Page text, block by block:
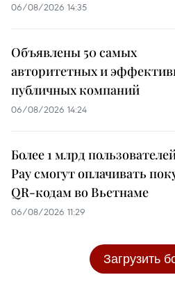
06/08/2026 14:35
Объявлены 50 самых
авторитетных и
публичных компаний
06/08/2026 14:24
Более 1 млрд
Pay смогут оплачивать
QR-кодам во Вьетнаме
06/08/2026 11:29
Загрузить